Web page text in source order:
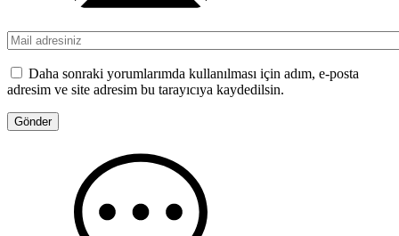
Daha sonraki yorumlarımda kullanılması için adım, e-posta
adresim ve site adresim bu tarayıcıya kaydedilsin.